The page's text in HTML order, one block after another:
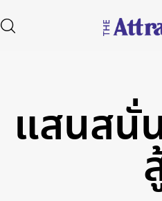
Type and hit enter
แสนสนั่